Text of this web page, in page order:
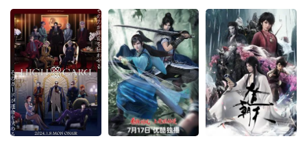
兵为探寻母亲下
落，故意
小西克幸
讲述了从玉叶妃怀
孕开始后宫内势力
图的变化，重镇、
子昌的女儿、楼兰
妃、壬氏的生命被
威胁的事件，被认
为是该事件主谋的
翠苓的失踪等。
叶辰，在短短二十
年间，从一名普通
将士晋升为令敌人
闻风丧胆的大夏神
皇。如今，叶辰已
非昔日稚子，他手
握屠龙枪，身负血
海深仇，誓要揭开
当年真相，为父报
一把斩神剑，为小
镇青年石荒所得，
从此担负起救世之
则；天北学院入
学，莫辱少年志，
石荒奋起反抗世家
势力；天骄考核，
为护帝国安，孤身
犯险圣灵潭！